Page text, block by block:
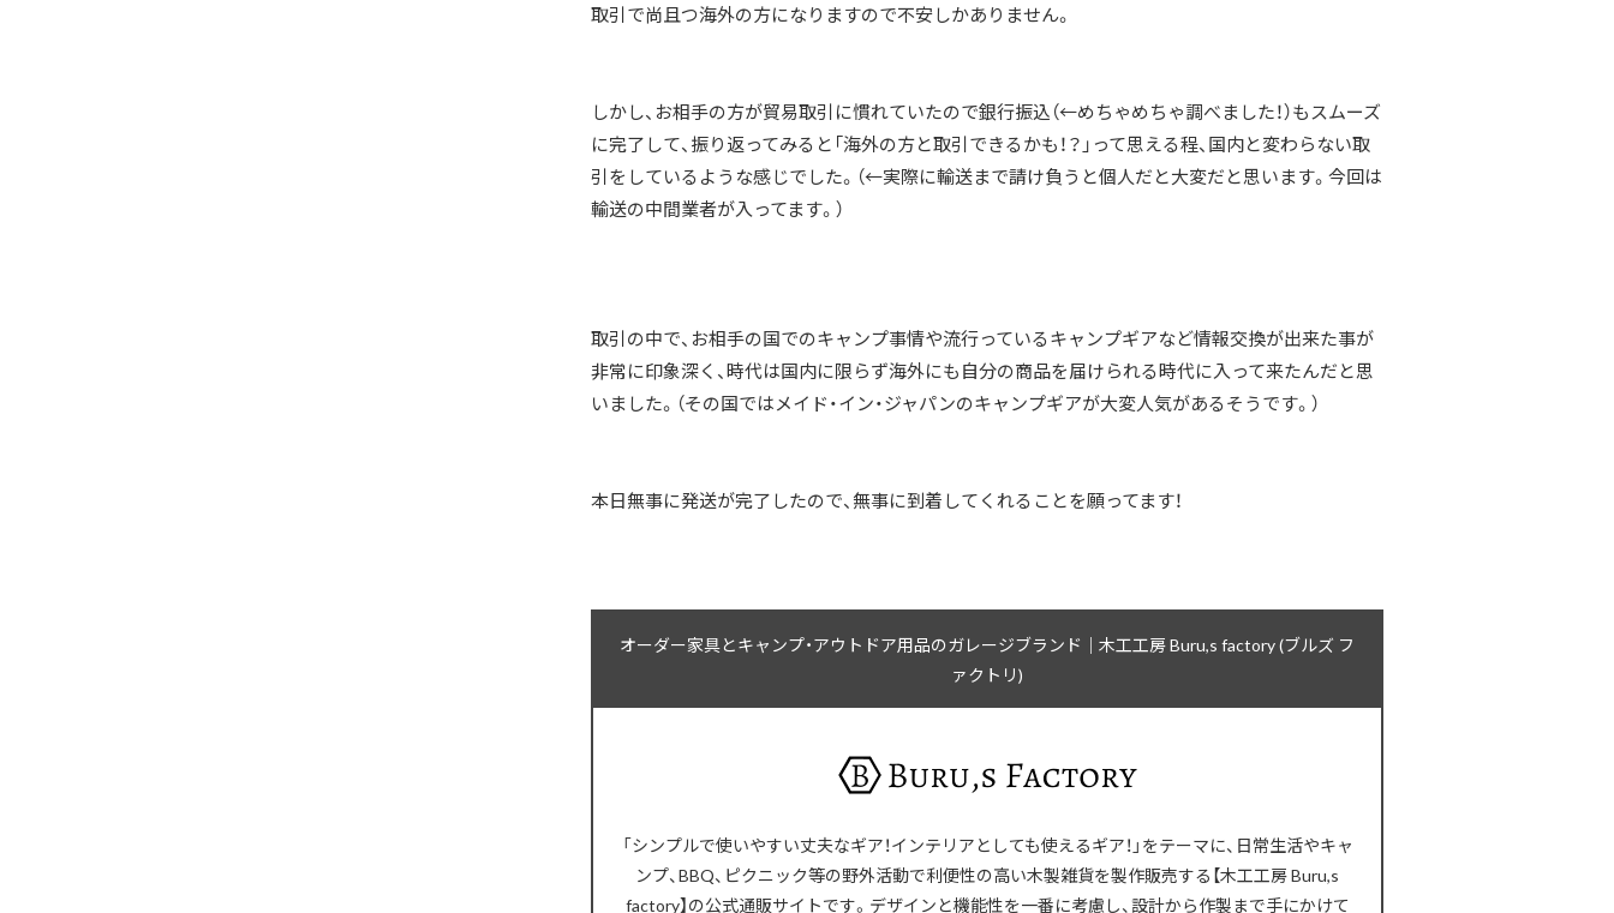
取引で尚且つ海外の方になりますので不安しかありません。
しかし、お相手の方が貿易取引に慣れていたので銀行振込（←めちゃめちゃ調べました！）もスムーズ
に完了して、振り返ってみると「海外の方と取引できるかも！？」って思える程、国内と変わらない取
引をしているような感じでした。（←実際に輸送まで請け負うと個人だと大変だと思います。今回は
輸送の中間業者が入ってます。）
取引の中で、お相手の国でのキャンプ事情や流行っているキャンプギアなど情報交換が出来た事が
非常に印象深く、時代は国内に限らず海外にも自分の商品を届けられる時代に入って来たんだと思
いました。（その国ではメイド・イン・ジャパンのキャンプギアが大変人気があるそうです。）
本日無事に発送が完了したので、無事に到着してくれることを願ってます！
オーダー家具とキャンプ・アウトドア用品のガレージブランド｜木工工房 Buru,s factory (ブルズ フ
ァクトリ)
「シンプルで使いやすい丈夫なギア！インテリアとしても使えるギア！」をテーマに、日常生活やキャ
ンプ、BBQ、ピクニック等の野外活動で利便性の高い木製雑貨を製作販売する【木工工房 Buru,s
factory】の公式通販サイトです。デザインと機能性を一番に考慮し、設計から作製まで手にかけて